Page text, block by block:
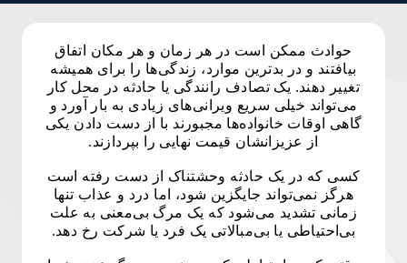
حوادث ممکن است در هر زمان و هر مکان اتفاق
بیافتند و در بدترین موارد، زندگی‌ها را برای همیشه
تغییر دهند. یک تصادف رانندگی یا حادثه در محل کار
می‌تواند خیلی سریع ویرانی‌های زیادی به بار آورد و
گاهی اوقات خانواده‌ها مجبورند با از دست دادن یکی
از عزیزانشان قیمت نهایی را بپردازند.
کسی که در یک حادثه وحشتناک از دست رفته است
هرگز نمی‌تواند جایگزین شود، اما درد و عذاب تنها
زمانی تشدید می‌شود که یک مرگ بی‌معنی به علت
بی‌احتیاطی یا بی‌مبالاتی یک فرد یا شرکت رخ دهد.